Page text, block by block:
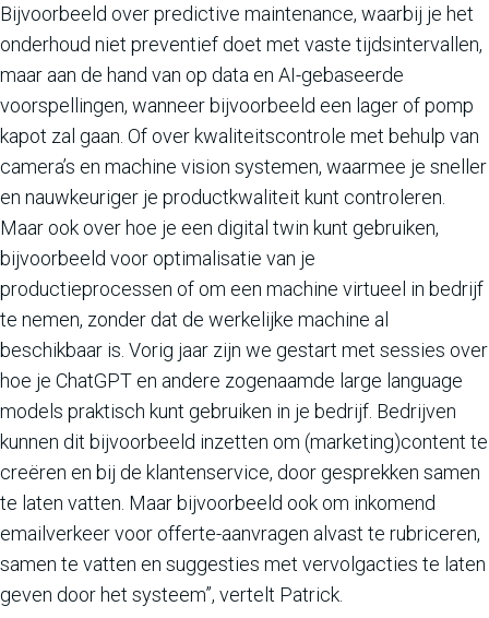
Bijvoorbeeld over predictive maintenance, waarbij je het
onderhoud niet preventief doet met vaste tijdsintervallen,
maar aan de hand van op data en AI-gebaseerde
voorspellingen, wanneer bijvoorbeeld een lager of pomp
kapot zal gaan. Of over kwaliteitscontrole met behulp van
camera’s en machine vision systemen, waarmee je sneller
en nauwkeuriger je productkwaliteit kunt controleren.
Maar ook over hoe je een digital twin kunt gebruiken,
bijvoorbeeld voor optimalisatie van je
productieprocessen of om een machine virtueel in bedrijf
te nemen, zonder dat de werkelijke machine al
beschikbaar is. Vorig jaar zijn we gestart met sessies over
hoe je ChatGPT en andere zogenaamde large language
models praktisch kunt gebruiken in je bedrijf. Bedrijven
kunnen dit bijvoorbeeld inzetten om (marketing)content te
creëren en bij de klantenservice, door gesprekken samen
te laten vatten. Maar bijvoorbeeld ook om inkomend
emailverkeer voor offerte-aanvragen alvast te rubriceren,
samen te vatten en suggesties met vervolgacties te laten
geven door het systeem”, vertelt Patrick.